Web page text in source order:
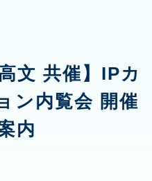
文 共催】IPカ
ン内覧会 開催
内